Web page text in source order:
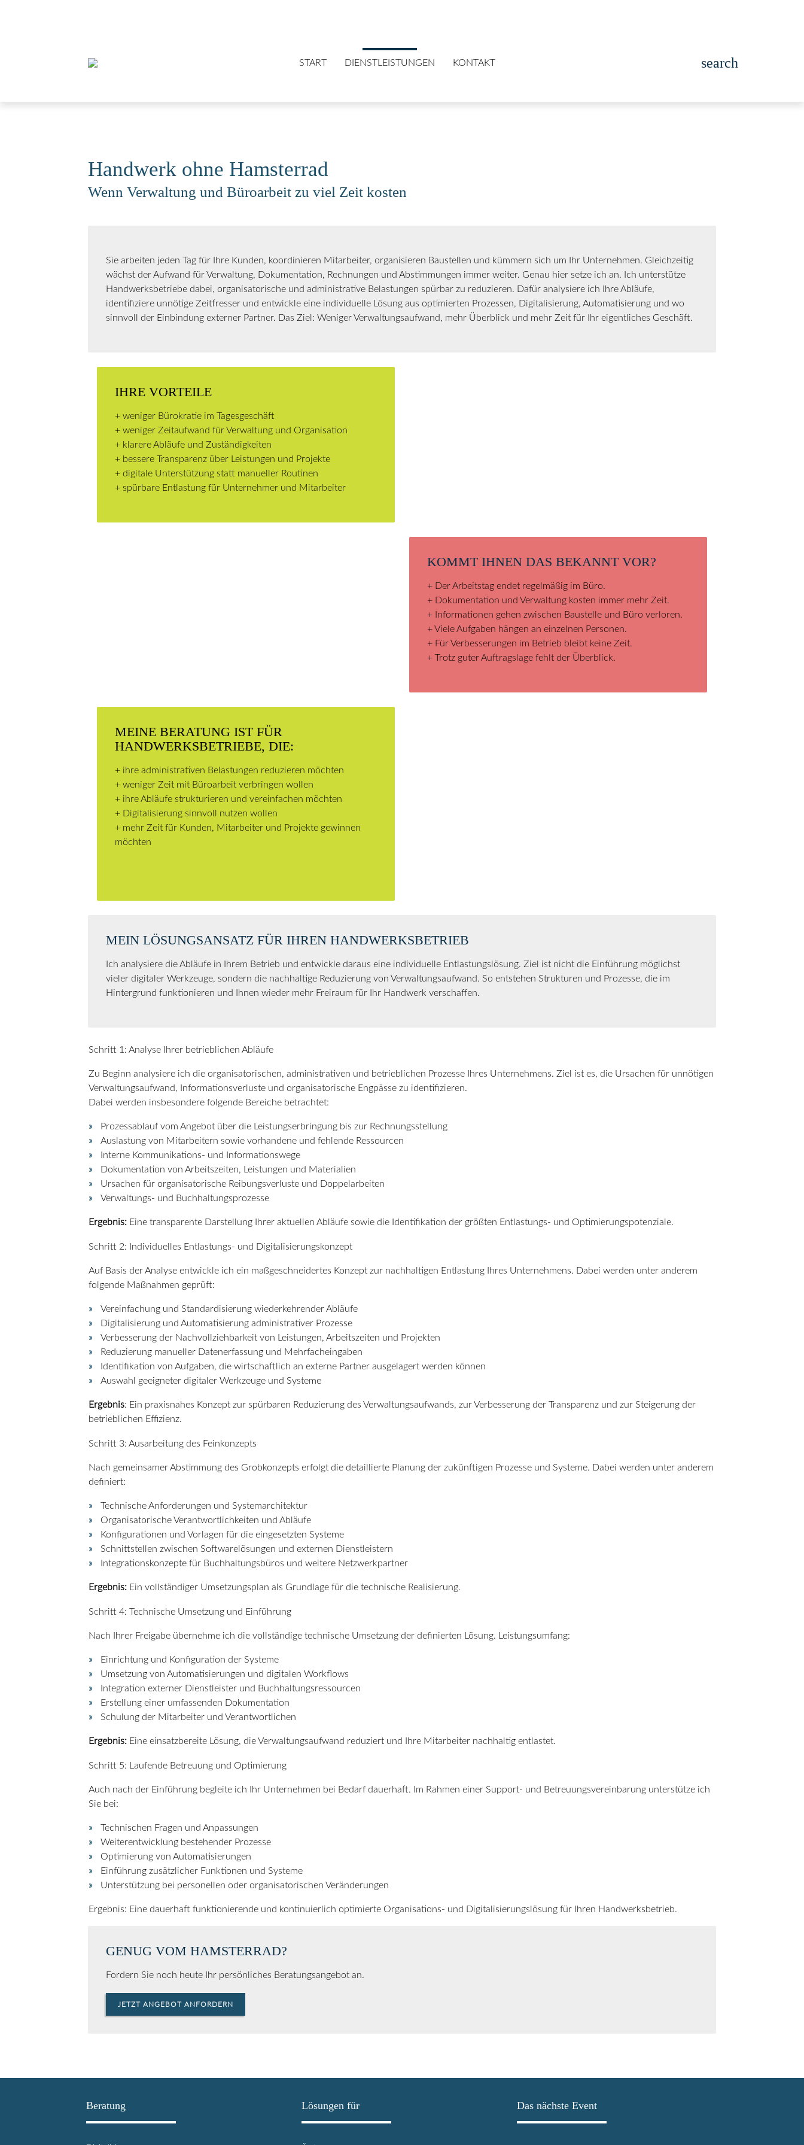
START DIENSTLEISTUNGEN KONTAKT search
Handwerk ohne Hamsterrad
Wenn Verwaltung und Büroarbeit zu viel Zeit kosten
Sie arbeiten jeden Tag für Ihre Kunden, koordinieren Mitarbeiter, organisieren Baustellen und kümmern sich um Ihr Unternehmen. Gleichzeitig
wächst der Aufwand für Verwaltung, Dokumentation, Rechnungen und Abstimmungen immer weiter. Genau hier setze ich an. Ich unterstütze
Handwerksbetriebe dabei, organisatorische und administrative Belastungen spürbar zu reduzieren. Dafür analysiere ich Ihre Abläufe,
identifiziere unnötige Zeitfresser und entwickle eine individuelle Lösung aus optimierten Prozessen, Digitalisierung, Automatisierung und wo
sinnvoll der Einbindung externer Partner. Das Ziel: Weniger Verwaltungsaufwand, mehr Überblick und mehr Zeit für Ihr eigentliches Geschäft.
IHRE VORTEILE
+ weniger Bürokratie im Tagesgeschäft
+ weniger Zeitaufwand für Verwaltung und Organisation
+ klarere Abläufe und Zuständigkeiten
+ bessere Transparenz über Leistungen und Projekte
+ digitale Unterstützung statt manueller Routinen
+ spürbare Entlastung für Unternehmer und Mitarbeiter
KOMMT IHNEN DAS BEKANNT VOR?
+ Der Arbeitstag endet regelmäßig im Büro.
+ Dokumentation und Verwaltung kosten immer mehr Zeit.
+ Informationen gehen zwischen Baustelle und Büro verloren.
+ Viele Aufgaben hängen an einzelnen Personen.
+ Für Verbesserungen im Betrieb bleibt keine Zeit.
+ Trotz guter Auftragslage fehlt der Überblick.
MEINE BERATUNG IST FÜR
HANDWERKSBETRIEBE, DIE:
+ ihre administrativen Belastungen reduzieren möchten
+ weniger Zeit mit Büroarbeit verbringen wollen
+ ihre Abläufe strukturieren und vereinfachen möchten
+ Digitalisierung sinnvoll nutzen wollen
+ mehr Zeit für Kunden, Mitarbeiter und Projekte gewinnen
möchten
MEIN LÖSUNGSANSATZ FÜR IHREN HANDWERKSBETRIEB
Ich analysiere die Abläufe in Ihrem Betrieb und entwickle daraus eine individuelle Entlastungslösung. Ziel ist nicht die Einführung möglichst
vieler digitaler Werkzeuge, sondern die nachhaltige Reduzierung von Verwaltungsaufwand. So entstehen Strukturen und Prozesse, die im
Hintergrund funktionieren und Ihnen wieder mehr Freiraum für Ihr Handwerk verschaffen.
Schritt 1: Analyse Ihrer betrieblichen Abläufe
Zu Beginn analysiere ich die organisatorischen, administrativen und betrieblichen Prozesse Ihres Unternehmens. Ziel ist es, die Ursachen für unnötigen
Verwaltungsaufwand, Informationsverluste und organisatorische Engpässe zu identifizieren.
Dabei werden insbesondere folgende Bereiche betrachtet:
Prozessablauf vom Angebot über die Leistungserbringung bis zur Rechnungsstellung
Auslastung von Mitarbeitern sowie vorhandene und fehlende Ressourcen
Interne Kommunikations- und Informationswege
Dokumentation von Arbeitszeiten, Leistungen und Materialien
Ursachen für organisatorische Reibungsverluste und Doppelarbeiten
Verwaltungs- und Buchhaltungsprozesse
Ergebnis: Eine transparente Darstellung Ihrer aktuellen Abläufe sowie die Identifikation der größten Entlastungs- und Optimierungspotenziale.
Schritt 2: Individuelles Entlastungs- und Digitalisierungskonzept
Auf Basis der Analyse entwickle ich ein maßgeschneidertes Konzept zur nachhaltigen Entlastung Ihres Unternehmens. Dabei werden unter anderem
folgende Maßnahmen geprüft:
Vereinfachung und Standardisierung wiederkehrender Abläufe
Digitalisierung und Automatisierung administrativer Prozesse
Verbesserung der Nachvollziehbarkeit von Leistungen, Arbeitszeiten und Projekten
Reduzierung manueller Datenerfassung und Mehrfacheingaben
Identifikation von Aufgaben, die wirtschaftlich an externe Partner ausgelagert werden können
Auswahl geeigneter digitaler Werkzeuge und Systeme
Ergebnis: Ein praxisnahes Konzept zur spürbaren Reduzierung des Verwaltungsaufwands, zur Verbesserung der Transparenz und zur Steigerung der
betrieblichen Effizienz.
Schritt 3: Ausarbeitung des Feinkonzepts
Nach gemeinsamer Abstimmung des Grobkonzepts erfolgt die detaillierte Planung der zukünftigen Prozesse und Systeme. Dabei werden unter anderem
definiert:
Technische Anforderungen und Systemarchitektur
Organisatorische Verantwortlichkeiten und Abläufe
Konfigurationen und Vorlagen für die eingesetzten Systeme
Schnittstellen zwischen Softwarelösungen und externen Dienstleistern
Integrationskonzepte für Buchhaltungsbüros und weitere Netzwerkpartner
Ergebnis: Ein vollständiger Umsetzungsplan als Grundlage für die technische Realisierung.
Schritt 4: Technische Umsetzung und Einführung
Nach Ihrer Freigabe übernehme ich die vollständige technische Umsetzung der definierten Lösung. Leistungsumfang:
Einrichtung und Konfiguration der Systeme
Umsetzung von Automatisierungen und digitalen Workflows
Integration externer Dienstleister und Buchhaltungsressourcen
Erstellung einer umfassenden Dokumentation
Schulung der Mitarbeiter und Verantwortlichen
Ergebnis: Eine einsatzbereite Lösung, die Verwaltungsaufwand reduziert und Ihre Mitarbeiter nachhaltig entlastet.
Schritt 5: Laufende Betreuung und Optimierung
Auch nach der Einführung begleite ich Ihr Unternehmen bei Bedarf dauerhaft. Im Rahmen einer Support- und Betreuungsvereinbarung unterstütze ich
Sie bei:
Technischen Fragen und Anpassungen
Weiterentwicklung bestehender Prozesse
Optimierung von Automatisierungen
Einführung zusätzlicher Funktionen und Systeme
Unterstützung bei personellen oder organisatorischen Veränderungen
Ergebnis: Eine dauerhaft funktionierende und kontinuierlich optimierte Organisations- und Digitalisierungslösung für Ihren Handwerksbetrieb.
GENUG VOM HAMSTERRAD?
Fordern Sie noch heute Ihr persönliches Beratungsangebot an.
JETZT ANGEBOT ANFORDERN
Beratung Lösungen für Das nächste Event